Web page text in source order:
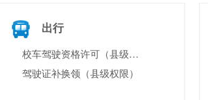
出行
校车驾驶资格许可（县级权限）
驾驶证补换领（县级权限）